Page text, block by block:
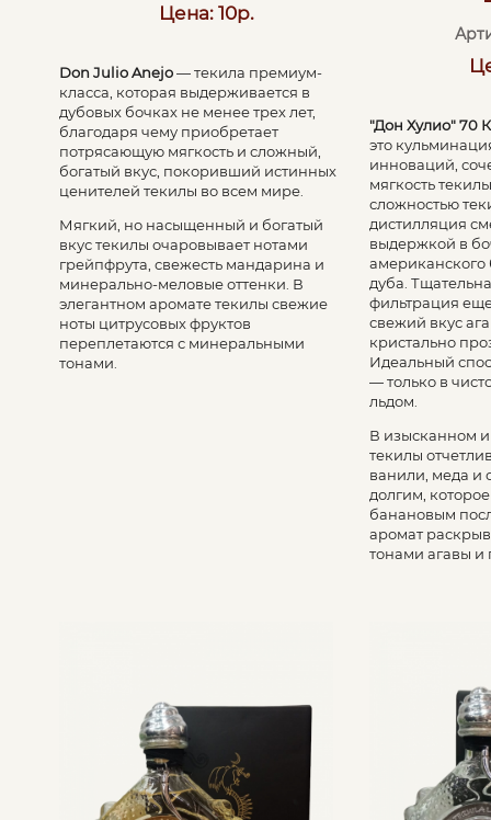
Цена: 10р.
Don Julio Anejo— текила премиум-
класса, которая выдерживается в
дубовых бочках не менее трех лет,
благодаря чему приобретает
потрясающую мягкость и сложный,
богатый вкус, покоривший истинных
ценителей текилы во всем мире.
Мягкий, но насыщенный и богатый
вкус текилы очаровывает нотами
грейпфрута, свежесть мандарина и
минерально-меловые оттенки. В
элегантном аромате текилы свежие
ноты цитрусовых фруктов
переплетаются с минеральными
тонами.
"Дон Хулио" 70
это
инноваций,
мягкость
сложностью
дистилляция
выдержкой в
американского
дуба.
фильтрация
свежий вкус
кристально
Идеальный
— только в
льдом.
В изысканном
текилы
ванили, меда и
долгим,
банановым
аромат
тонами агавы и